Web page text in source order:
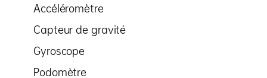
Accéléromètre
Capteur de gravité
Gyroscope
Podomètre